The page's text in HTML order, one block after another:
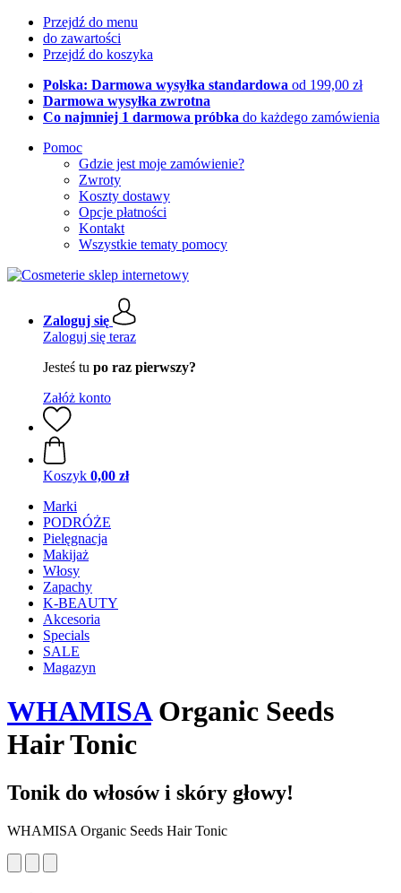
Przejdź do menu
do zawartości
Przejdź do koszyka
Polska: Darmowa wysyłka standardowa od 199,00 zł
Darmowa wysyłka zwrotna
Co najmniej 1 darmowa próbka do każdego zamówienia
Pomoc
Gdzie jest moje zamówienie?
Zwroty
Koszty dostawy
Opcje płatności
Kontakt
Wszystkie tematy pomocy
Zaloguj się
Zaloguj się teraz
Jesteś tu po raz pierwszy?
Załóż konto
Koszyk 0,00 zł
Marki
PODRÓŻE
Pielęgnacja
Makijaż
Włosy
Zapachy
K-BEAUTY
Akcesoria
Specials
SALE
Magazyn
WHAMISAOrganic Seeds
Hair Tonic
Tonik do włosów i skóry głowy!
WHAMISA Organic Seeds Hair Tonic